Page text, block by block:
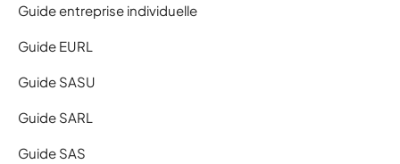
Guide entreprise individuelle
Guide EURL
Guide SASU
Guide SARL
Guide SAS